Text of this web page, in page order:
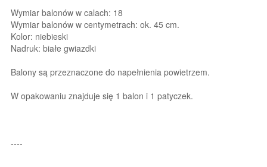
Wymiar balonów w calach: 18
Wymiar balonów w centymetrach: ok. 45 cm.
Kolor: niebieski
Nadruk: białe gwiazdki
Balony są przeznaczone do napełnienia powietrzem.
W opakowaniu znajduje się 1 balon i 1 patyczek.
----